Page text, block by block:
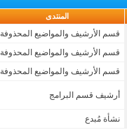
المنتدى
قسم الأرشيف والمواضيع المحذوفة
قسم الأرشيف والمواضيع المحذوفة
قسم الأرشيف والمواضيع المحذوفة
أرشيف قسم البرامج
نشأة مُبدع